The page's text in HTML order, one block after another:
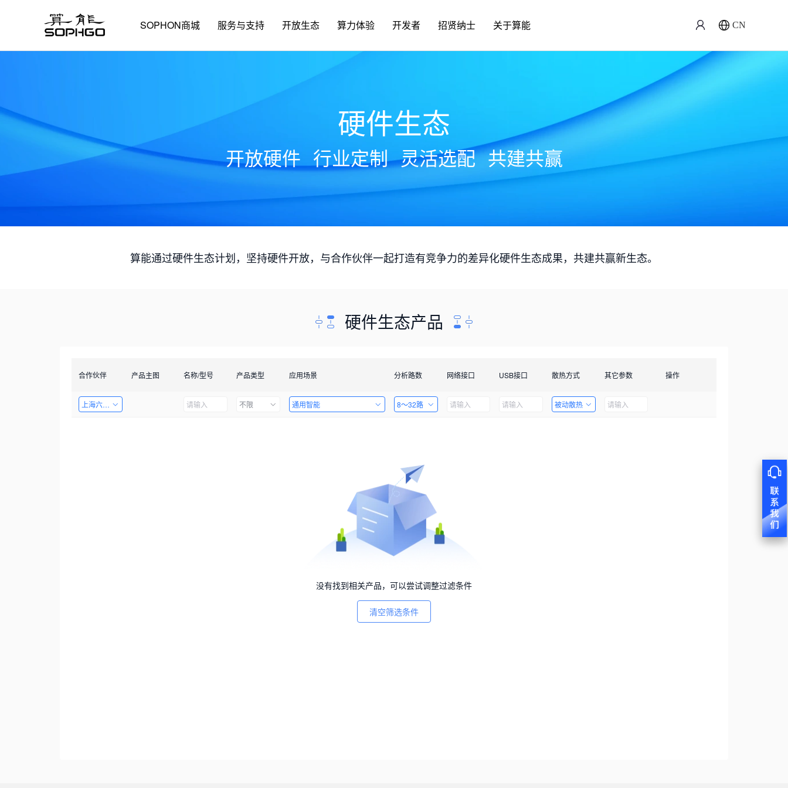
SOPHON商城 服务与支持 开放生态 算力体验 开发者 招贤纳士 关于算能 CN
硬件生态
开放硬件 行业定制 灵活选配 共建共赢
算能通过硬件生态计划，坚持硬件开放，与合作伙伴一起打造有竞争力的差异化硬件生态成果，共建共赢新生态。
硬件生态产品
合作伙伴 产品主图 名称/型号 产品类型 应用场景 分析路数 网络接口 USB接口 散热方式 其它参数 操作
上海六梓科技有限公司 不限 通用智能 8～32路 被动散热
没有找到相关产品，可以尝试调整过滤条件
清空筛选条件